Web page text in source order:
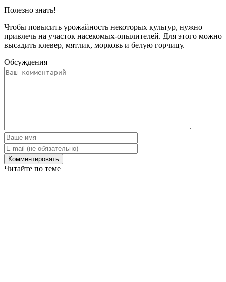
Полезно знать!
Чтобы повысить урожайность некоторых культур, нужно
привлечь на участок насекомых-опылителей. Для этого можно
высадить клевер, мятлик, морковь и белую горчицу.
Обсуждения
Читайте по теме